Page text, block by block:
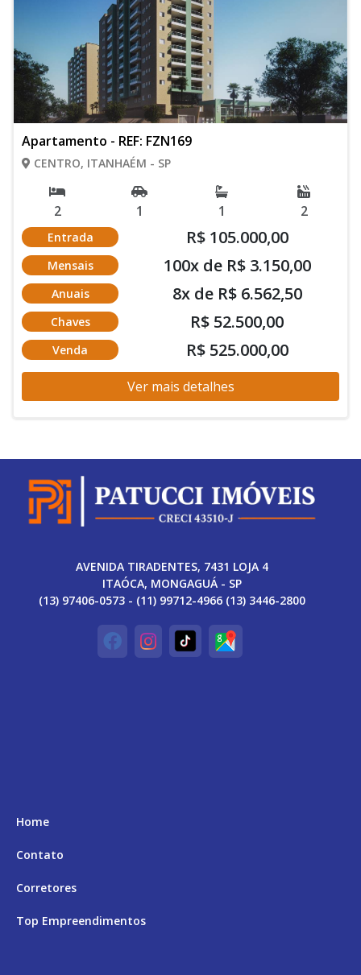
Apartamento - REF: FZN169
CENTRO, ITANHAÉM - SP
2 1 1 2
Entrada R$ 105.000,00
Mensais 100x de R$ 3.150,00
Anuais 8x de R$ 6.562,50
Chaves R$ 52.500,00
Venda R$ 525.000,00
Ver mais detalhes
AVENIDA TIRADENTES, 7431 LOJA 4
ITAÓCA, MONGAGUÁ - SP
(13) 97406-0573 - (11) 99712-4966 (13) 3446-2800
Home
Contato
Corretores
Top Empreendimentos